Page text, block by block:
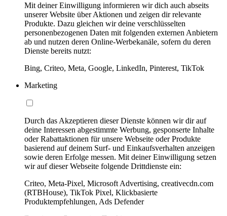
Mit deiner Einwilligung informieren wir dich auch abseits
unserer Website über Aktionen und zeigen dir relevante
Produkte. Dazu gleichen wir deine verschlüsselten
personenbezogenen Daten mit folgenden externen Anbietern
ab und nutzen deren Online-Werbekanäle, sofern du deren
Dienste bereits nutzt:
Bing, Criteo, Meta, Google, LinkedIn, Pinterest, TikTok
Marketing
Durch das Akzeptieren dieser Dienste können wir dir auf
deine Interessen abgestimmte Werbung, gesponserte Inhalte
oder Rabattaktionen für unsere Webseite oder Produkte
basierend auf deinem Surf- und Einkaufsverhalten anzeigen
sowie deren Erfolge messen. Mit deiner Einwilligung setzen
wir auf dieser Webseite folgende Drittdienste ein:
Criteo, Meta-Pixel, Microsoft Advertising, creativecdn.com
(RTBHouse), TikTok Pixel, Klickbasierte
Produktempfehlungen, Ads Defender